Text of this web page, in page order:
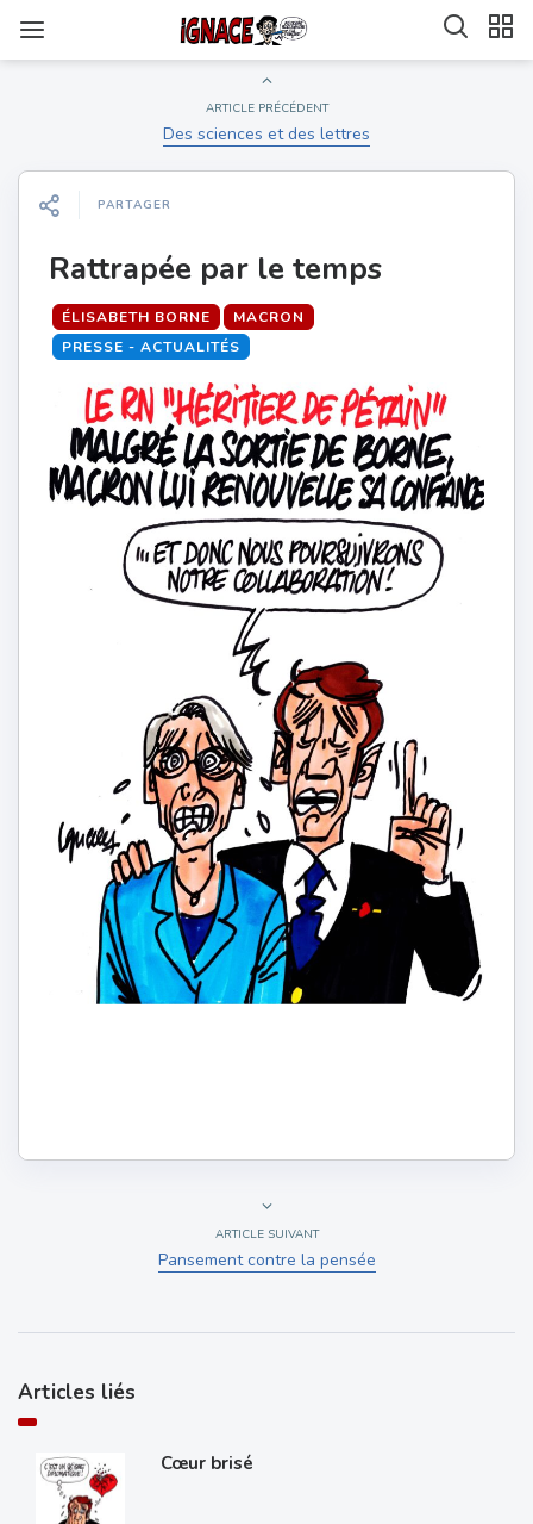
ARTICLE PRÉCÉDENT
Des sciences et des lettres
PARTAGER
Rattrapée par le temps
ÉLISABETH BORNE
MACRON
PRESSE - ACTUALITÉS
ARTICLE SUIVANT
Pansement contre la pensée
Articles liés
Cœur brisé